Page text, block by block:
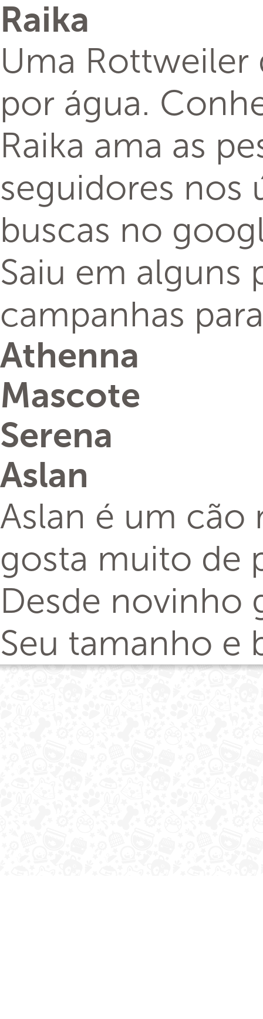
Raika
Uma
por água.
Raika ama as
seguidores nos
buscas no
Saiu em alguns
campanhas
Athenna
Mascote
Serena
Aslan
Aslan é um
gosta muito de
Desde novinho
Seu tamanho e